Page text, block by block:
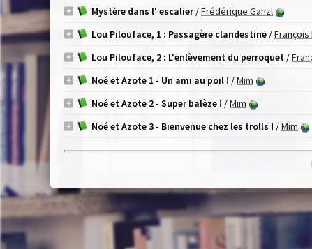
Mystère dans l' escalier/Frédérique Ganzl
Lou Pilouface, 1 : Passagère clandestine /François
Lou Pilouface, 2 : L'enlèvement du perroquet /
Noé et Azote 1 - Un ami au poil ! /Mim
Noé et Azote 2 - Super balèze ! /Mim
Noé et Azote 3 - Bienvenue chez les trolls ! /Mim